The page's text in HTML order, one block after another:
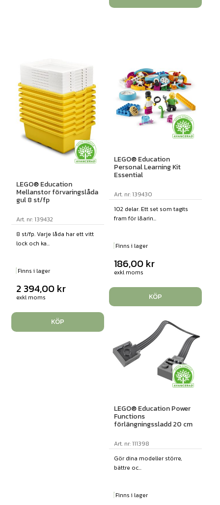
LEGO® Education
Mellanstor förvaringslåda
gul 8 st/fp
Art. nr: 139432
8 st/fp. Varje låda har ett vitt
lock och ka...
Finns i lager
2 394,00 kr
exkl moms
KÖP
LEGO® Education
Personal Learning Kit
Essential
Art. nr: 139430
102 delar. Ett set som tagits
fram för l&arin...
Finns i lager
186,00 kr
exkl moms
KÖP
LEGO® Education Power
Functions
förlängningssladd 20 cm
Art. nr: 111398
Gör dina modeller större,
bättre oc...
Finns i lager